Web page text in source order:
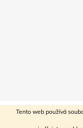
Tento web používá